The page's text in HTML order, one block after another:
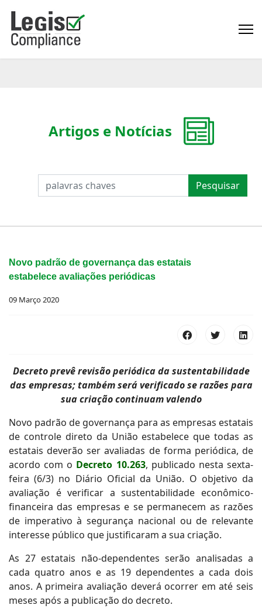
PESQUISAR Pesquisar
Artigos e Notícias
Novo padrão de governança das estatais
estabelece avaliações periódicas
09 Março 2020
Decreto prevê revisão periódica da sustentabilidade
das empresas; também será verificado se razões para
sua criação continuam valendo
Novo padrão de governança para as empresas estatais
de controle direto da União estabelece que todas as
estatais deverão ser avaliadas de forma periódica, de
acordo com o Decreto 10.263, publicado nesta sexta-
feira (6/3) no Diário Oficial da União. O objetivo da
avaliação é verificar a sustentabilidade econômico-
financeira das empresas e se permanecem as razões
de imperativo à segurança nacional ou de relevante
interesse público que justificaram a sua criação.
As 27 estatais não-dependentes serão analisadas a
cada quatro anos e as 19 dependentes a cada dois
anos. A primeira avaliação deverá ocorrer em até seis
meses após a publicação do decreto.